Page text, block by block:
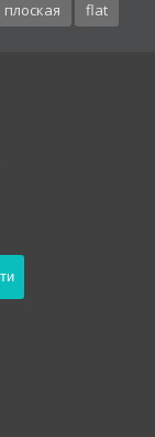
плоская flat